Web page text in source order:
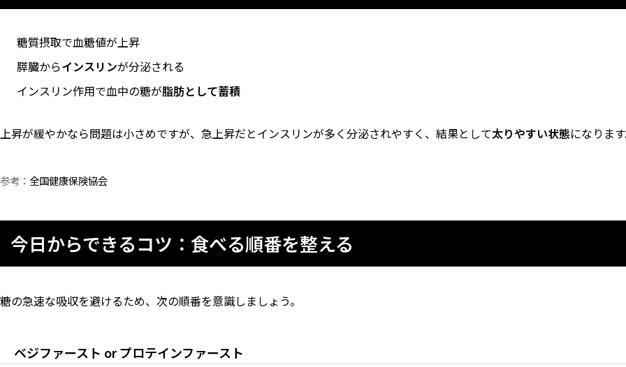
糖質摂取で血糖値が上昇
膵臓からインスリンが分泌される
インスリン作用で血中の糖が脂肪として蓄積
上昇が緩やかなら問題は小さめですが、急上昇だとインスリンが多く分泌されやすく、結果として太りやすい状態になりま
参考： 全国健康保険協会
今日からできるコツ：食べる順番を整える
糖の急速な吸収を避けるため、次の順番を意識しましょう。
ベジファースト or プロテインファースト